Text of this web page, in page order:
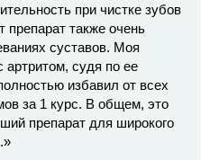
при чистке зубов
препарат также очень
суставов. Моя
судя по ее
избавил от всех
за 1 курс. В общем, это
препарат для широкого